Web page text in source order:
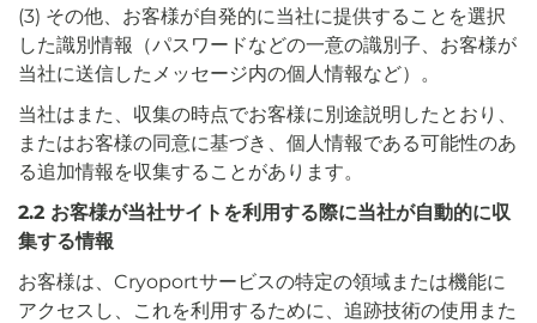
(3) その他、お客様が自発的に当社に提供することを選択
した識別情報（パスワードなどの一意の識別子、お客様が
当社に送信したメッセージ内の個人情報など）。
当社はまた、収集の時点でお客様に別途説明したとおり、
またはお客様の同意に基づき、個人情報である可能性のあ
る追加情報を収集することがあります。
2.2 お客様が当社サイトを利用する際に当社が自動的に収
集する情報
お客様は、Cryoportサービスの特定の領域または機能に
アクセスし、これを利用するために、追跡技術の使用また